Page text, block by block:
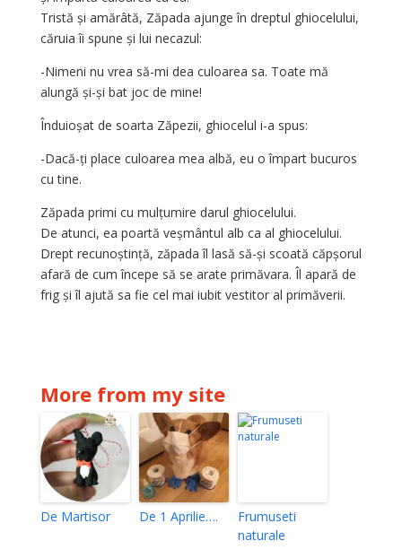
Tristă și amărâtă, Zăpada ajunge în dreptul ghiocelului,
căruia îi spune și lui necazul:
-Nimeni nu vrea să-mi dea culoarea sa. Toate mă
alungă și-și bat joc de mine!
Înduioșat de soarta Zăpezii, ghiocelul i-a spus:
-Dacă-ți place culoarea mea albă, eu o împart bucuros
cu tine.
Zăpada primi cu mulțumire darul ghiocelului.
De atunci, ea poartă veșmântul alb ca al ghiocelului.
Drept recunoștință, zăpada îl lasă să-și scoată căpșorul
afară de cum începe să se arate primăvara. Îl apară de
frig și îl ajută sa fie cel mai iubit vestitor al primăverii.
More from my site
De Martisor De 1 Aprilie….
Frumuseti
naturale